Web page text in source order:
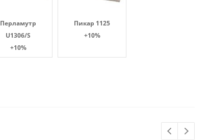
Перламутр
U1306/S
+10%
Пикар 1125
+10%